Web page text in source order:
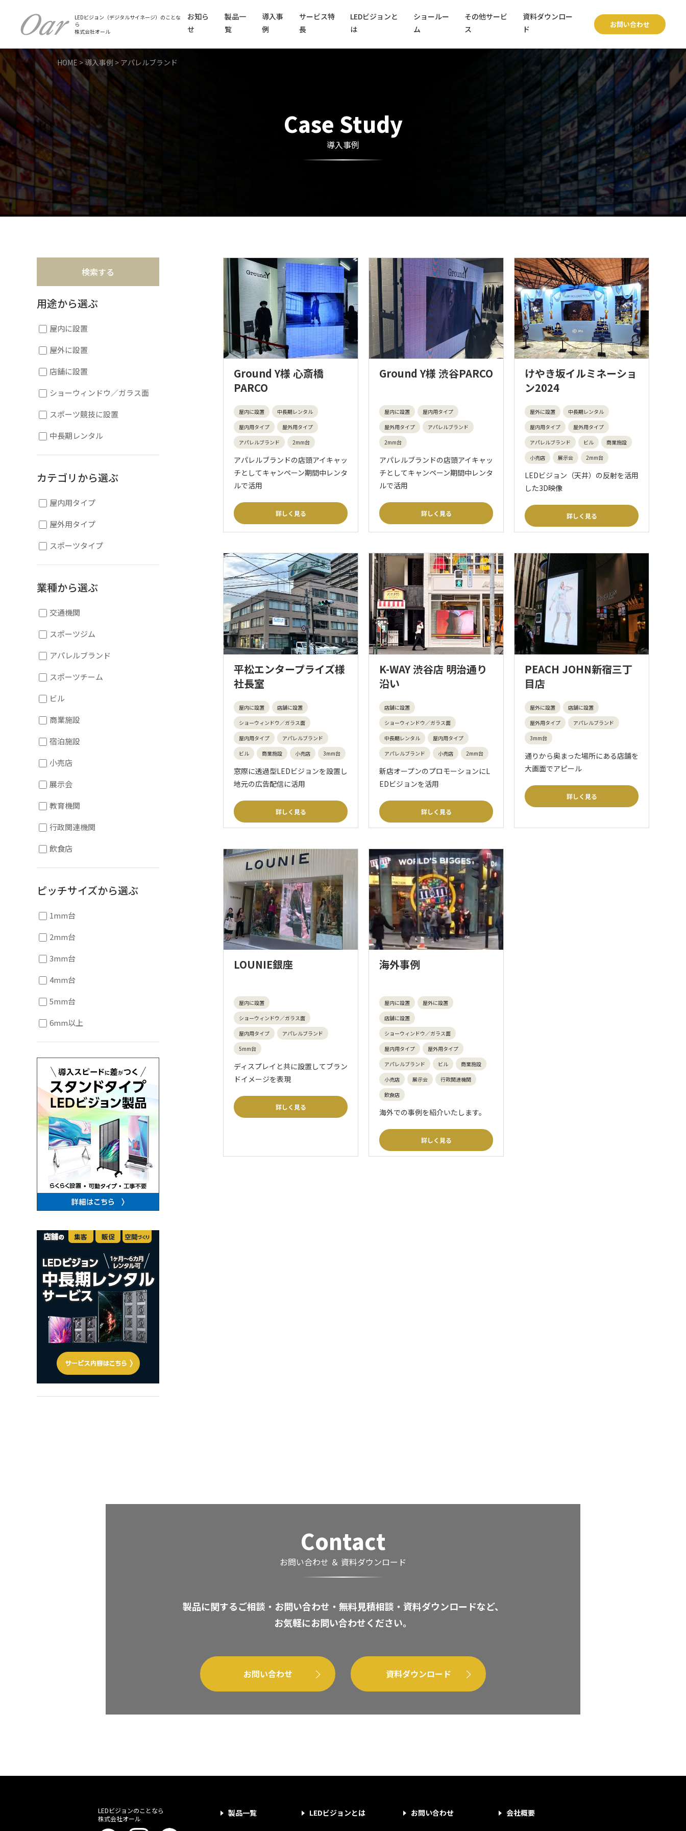
LEDビジョン（デジタルサイネージ）のことな
ら
株式会社オール
お知ら
せ
製品一
覧
導入事
例
サービス特
長
LEDビジョンと
は
ショールー
ム
その他サービ
ス
資料ダウンロー
ド
お問い合わせ
HOME >導入事例 > アパレルブランド
Case Study
導入事例
Ground Y様 心斎橋
PARCO
屋内に設置
中長期レンタル
屋内用タイプ
屋外用タイプ
アパレルブランド
2mm台
アパレルブランドの店頭アイキャッ
チとしてキャンペーン期間中レンタ
ルで活用
詳しく見る
Ground Y様 渋谷PARCO
屋内に設置
屋内用タイプ
屋外用タイプ
アパレルブランド
2mm台
アパレルブランドの店頭アイキャッ
チとしてキャンペーン期間中レンタ
ルで活用
詳しく見る
けやき坂イルミネーショ
ン2024
屋外に設置
中長期レンタル
屋内用タイプ
屋外用タイプ
アパレルブランド
ビル
商業施設
小売店
展示会 2mm台
LEDビジョン（天井）の反射を活用
した3D映像
詳しく見る
平松エンタープライズ様
社長室
屋内に設置
店舗に設置
ショーウィンドウ／ガラス面
屋内用タイプ
アパレルブランド
ビル
商業施設 小売店 3mm台
窓際に透過型LEDビジョンを設置し
地元の広告配信に活用
詳しく見る
K-WAY 渋谷店 明治通り
沿い
店舗に設置
ショーウィンドウ／ガラス面
中長期レンタル
屋内用タイプ
アパレルブランド
小売店 2mm台
新店オープンのプロモーションにL
EDビジョンを活用
詳しく見る
PEACH JOHN新宿三丁
目店
屋外に設置
店舗に設置
屋外用タイプ
アパレルブランド
3mm台
通りから奥まった場所にある店舗を
大画面でアピール
詳しく見る
LOUNIE銀座
屋内に設置
ショーウィンドウ／ガラス面
屋内用タイプ
アパレルブランド
5mm台
ディスプレイと共に設置してブラン
ドイメージを表現
詳しく見る
海外事例
屋内に設置
屋外に設置
店舗に設置
ショーウィンドウ／ガラス面
屋内用タイプ
屋外用タイプ
アパレルブランド
ビル
商業施設
小売店
展示会
行政関連機関
飲食店
海外での事例を紹介いたします。
詳しく見る
用途から選ぶ
屋内に設置
屋外に設置
店舗に設置
ショーウィンドウ／ガラス面
スポーツ競技に設置
中長期レンタル
カテゴリから選ぶ
屋内用タイプ
屋外用タイプ
スポーツタイプ
業種から選ぶ
交通機関
スポーツジム
アパレルブランド
スポーツチーム
ビル
商業施設
宿泊施設
小売店
展示会
教育機関
行政関連機関
飲食店
ピッチサイズから選ぶ
1mm台
2mm台
3mm台
4mm台
5mm台
6mm以上
Contact
お問い合わせ ＆ 資料ダウンロード
製品に関するご相談・お問い合わせ・無料見積相談・資料ダウンロードなど、
お気軽にお問い合わせください。
お問い合わせ 資料ダウンロード
LEDビジョンのことなら
株式会社オール
製品一覧 LEDビジョンとは お問い合わせ 会社概要